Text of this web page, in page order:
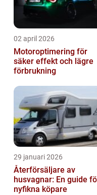
02 april 2026
Motoroptimering för
säker effekt och lägre
förbrukning
29 januari 2026
Återförsäljare av
husvagnar: En guide
nyfikna köpare